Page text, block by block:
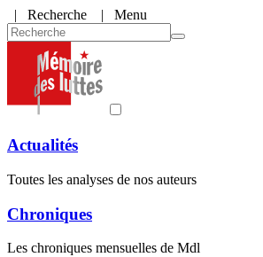
| Recherche | Menu
Actualités
Toutes les analyses de nos auteurs
Chroniques
Les chroniques mensuelles de Mdl